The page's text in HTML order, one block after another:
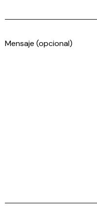
Mensaje (opcional)